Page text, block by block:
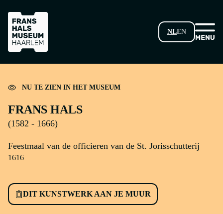
GA NAAR HOOFDINHOUD
NLEN
NU TE ZIEN IN HET MUSEUM
FRANS HALS
(1582 - 1666)
Feestmaal van de officieren van de St. Jorisschutterij
1616
DIT KUNSTWERK AAN JE MUUR